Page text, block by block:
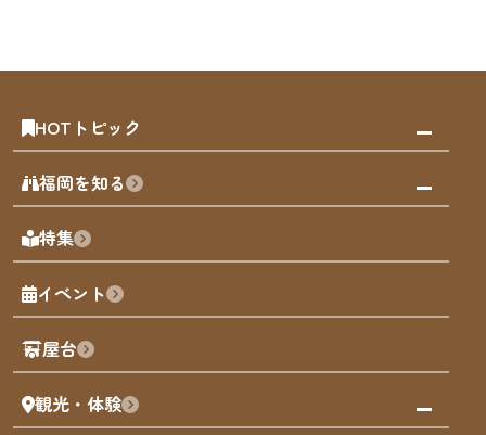
HOTトピック
みんなの旅行記
天神エリア
博多旧市街
福岡城
歴史・文化
福岡を知る
福岡の見どころ
福岡の魅力
観光カレンダー
観光PR動画
まち歩き
福岡グルメ
特集
イベント
屋台
観光・体験